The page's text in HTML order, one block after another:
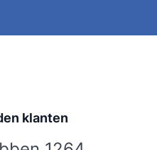
klanten